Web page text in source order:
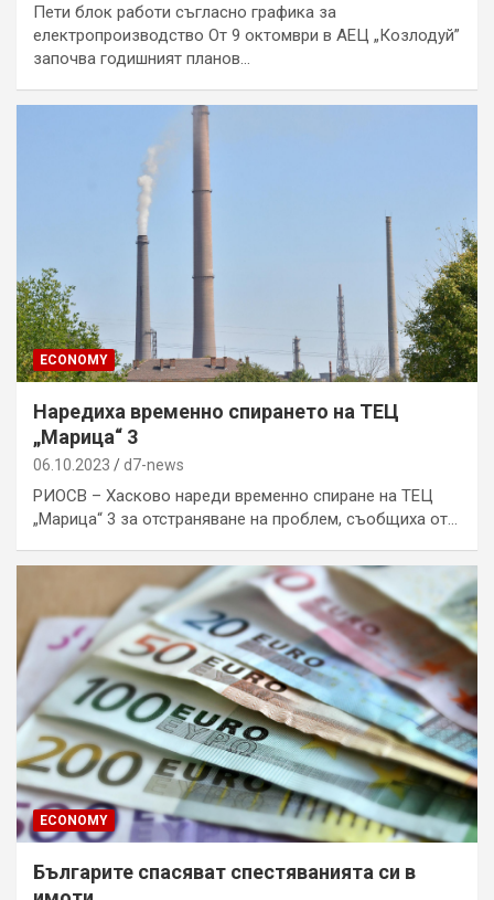
Пети блок работи съгласно графика за
електропроизводство От 9 октомври в АЕЦ „Козлодуй”
започва годишният планов…
ECONOMY
Наредиха временно спирането на ТЕЦ
„Марица“ 3
06.10.2023 d7-news
РИОСВ – Хасково нареди временно спиране на ТЕЦ
„Марица“ 3 за отстраняване на проблем, съобщиха от…
ECONOMY
Българите спасяват спестяванията си в